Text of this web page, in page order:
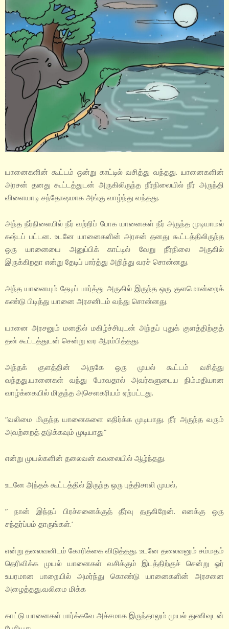
யானைகளின் கூட்டம் ஒன்று காட்டில் வசித்து வந்தது. யானைகளின்
அரசன் தனது கூட்டத்துடன் அருகிலிருந்த நீர்நிலையில் நீர் அருந்தி
விளையாடி சந்தோஷமாக அங்கு வாழ்ந்து வந்தது.
அந்த நீர்நிலையில் நீர் வற்றிப் போக யானைகள் நீர் அருந்த முடியாமல்
கஷ்டப் பட்டன. உடனே யானைகளின் அரசன் தனது கூட்டத்திலிருந்த
ஒரு யானையை அனுப்பிக் காட்டில் வேறு நீர்நிலை அருகில்
இருக்கிறதா என்று தேடிப் பார்த்து அறிந்து வரச் சொன்னது.
அந்த யானையும் தேடிப் பார்த்து அருகில் இருந்த ஒரு குளமொன்றைக்
கண்டு பிடித்து யானை அரசனிடம் வந்து சொன்னது.
யானை அரசனும் மனதில் மகிழ்ச்சியுடன் அந்தப் புதுக் குளத்திற்குத்
தன் கூட்டத்துடன் சென்று வர ஆரம்பித்தது.
அந்தக் குளத்தின் அருகே ஒரு முயல் கூட்டம் வசித்து
வந்தது.யானைகள் வந்து போவதால் அவர்களுடைய நிம்மதியான
வாழ்க்கையில் மிகுந்த அசௌகரியம் ஏற்பட்டது.
“வலிமை மிகுந்த யானைகளை எதிர்க்க முடியாது. நீர் அருந்த வரும்
அவற்றைத் தடுக்கவும் முடியாது”
என்று முயல்களின் தலைவன் கவலையில் ஆழ்ந்தது.
உடனே அந்தக் கூட்டத்தில் இருந்த ஒரு புத்திசாலி முயல்,
” நான் இந்தப் பிரச்சனைக்குத் தீர்வு தருகிறேன். எனக்கு ஒரு
சந்தர்ப்பம் தாருங்கள்.’
என்று தலைவனிடம் கோரிக்கை விடுத்தது. உடனே தலைவனும் சம்மதம்
தெரிவிக்க முயல் யானைகள் வசிக்கும் இடத்திற்குச் சென்று ஓர்
உயரமான பாறையில் அமர்ந்து கொண்டு யானைகளின் அரசனை
அழைத்தது.வலிமை மிக்க
காட்டு யானைகள் பார்க்கவே அச்சமாக இருந்தாலும் முயல் துணிவுடன்